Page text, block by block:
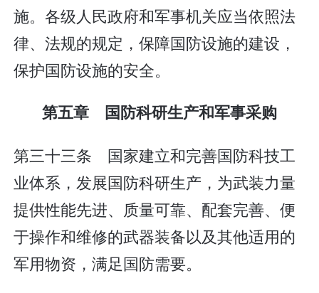
施。各级人民政府和军事机关应当依照法
律、法规的规定，保障国防设施的建设，
保护国防设施的安全。
第五章 国防科研生产和军事采购
第三十三条 国家建立和完善国防科技工
业体系，发展国防科研生产，为武装力量
提供性能先进、质量可靠、配套完善、便
于操作和维修的武器装备以及其他适用的
军用物资，满足国防需要。